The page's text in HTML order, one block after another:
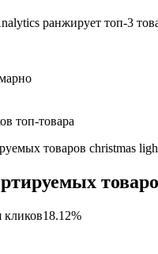
ранжирует топ-3
топ-товара
товаров christmas
кликов18.12%